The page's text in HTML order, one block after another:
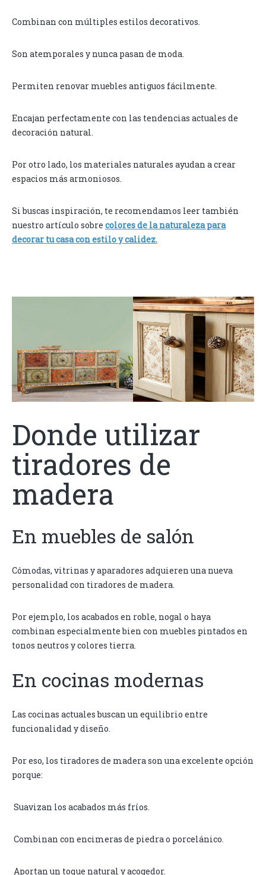
Combinan con múltiples estilos decorativos.
Son atemporales y nunca pasan de moda.
Permiten renovar muebles antiguos fácilmente.
Encajan perfectamente con las tendencias actuales de
decoración natural.
Por otro lado, los materiales naturales ayudan a crear
espacios más armoniosos.
Si buscas inspiración, te recomendamos leer también
nuestro artículo sobre colores de la naturaleza para
decorar tu casa con estilo y calidez.
Donde utilizar
tiradores de
madera
En muebles de salón
Cómodas, vitrinas y aparadores adquieren una nueva
personalidad con tiradores de madera.
Por ejemplo, los acabados en roble, nogal o haya
combinan especialmente bien con muebles pintados en
tonos neutros y colores tierra.
En cocinas modernas
Las cocinas actuales buscan un equilibrio entre
funcionalidad y diseño.
Por eso, los tiradores de madera son una excelente opción
porque:
Suavizan los acabados más fríos.
Combinan con encimeras de piedra o porcelánico.
Aportan un toque natural y acogedor.